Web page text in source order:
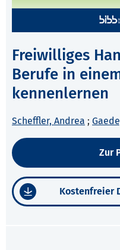
Freiwilliges
Berufe in
kennenlernen
Scheffler, Andrea ;
Zur
Kostenfreier